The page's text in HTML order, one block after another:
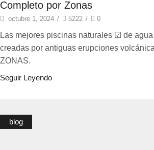
Completo por Zonas
octubre 1, 2024 / 5222 / 0
Las mejores piscinas naturales ☑ de
creadas por antiguas erupciones
ZONAS.
Seguir Leyendo
blog